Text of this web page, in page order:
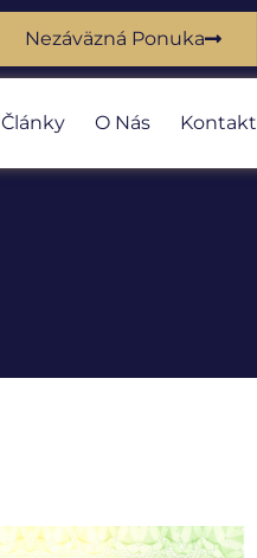
Nezáväzná Ponuka
Články O Nás Kontakt